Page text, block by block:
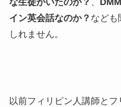
イン英会話なのか？ なども
しれません。
以前フィリピン人講師と